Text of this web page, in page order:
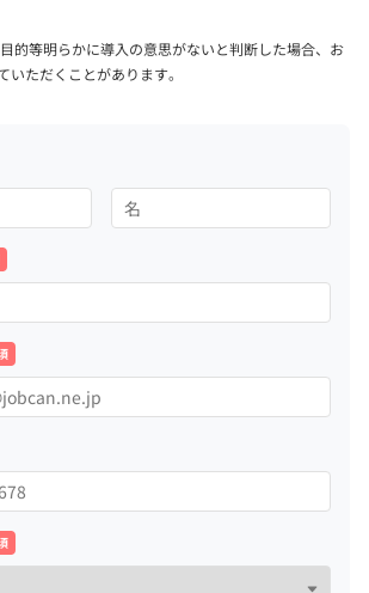
的等明らかに導入の意思がないと判断した場合、お
いただくことがあります。